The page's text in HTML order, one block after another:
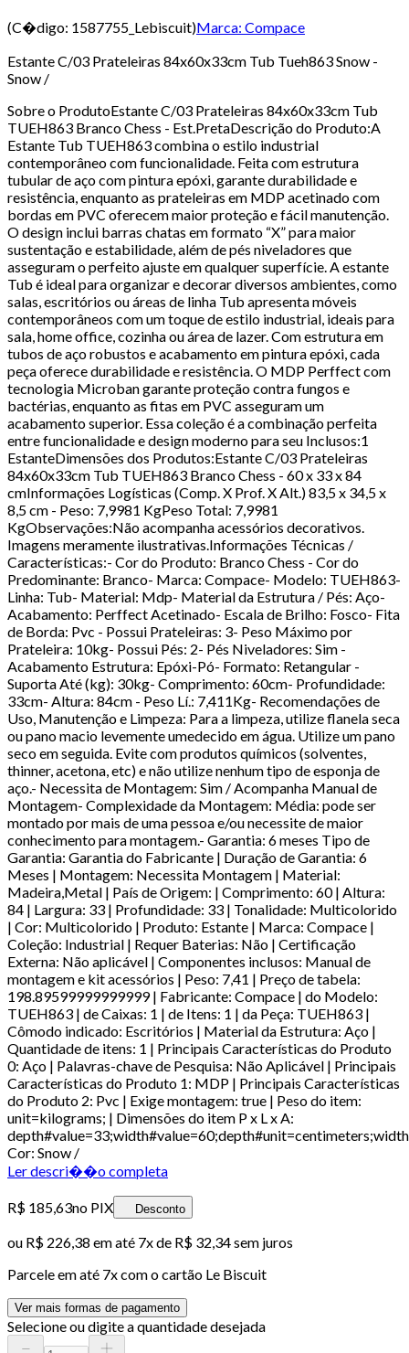
(C�digo: 1587755_Lebiscuit)Marca: Compace
Estante C/03 Prateleiras 84x60x33cm Tub Tueh863 Snow -
Snow /
Sobre o ProdutoEstante C/03 Prateleiras 84x60x33cm Tub
TUEH863 Branco Chess - Est.PretaDescrição do Produto:A
Estante Tub TUEH863 combina o estilo industrial
contemporâneo com funcionalidade. Feita com estrutura
tubular de aço com pintura epóxi, garante durabilidade e
resistência, enquanto as prateleiras em MDP acetinado com
bordas em PVC oferecem maior proteção e fácil manutenção.
O design inclui barras chatas em formato “X” para maior
sustentação e estabilidade, além de pés niveladores que
asseguram o perfeito ajuste em qualquer superfície. A estante
Tub é ideal para organizar e decorar diversos ambientes, como
salas, escritórios ou áreas de linha Tub apresenta móveis
contemporâneos com um toque de estilo industrial, ideais para
sala, home office, cozinha ou área de lazer. Com estrutura em
tubos de aço robustos e acabamento em pintura epóxi, cada
peça oferece durabilidade e resistência. O MDP Perffect com
tecnologia Microban garante proteção contra fungos e
bactérias, enquanto as fitas em PVC asseguram um
acabamento superior. Essa coleção é a combinação perfeita
entre funcionalidade e design moderno para seu Inclusos:1
EstanteDimensões dos Produtos:Estante C/03 Prateleiras
84x60x33cm Tub TUEH863 Branco Chess - 60 x 33 x 84
cmInformações Logísticas (Comp. X Prof. X Alt.) 83,5 x 34,5 x
8,5 cm - Peso: 7,9981 KgPeso Total: 7,9981
KgObservações:Não acompanha acessórios decorativos.
Imagens meramente ilustrativas.Informações Técnicas /
Características:- Cor do Produto: Branco Chess - Cor do
Predominante: Branco- Marca: Compace- Modelo: TUEH863-
Linha: Tub- Material: Mdp- Material da Estrutura / Pés: Aço-
Acabamento: Perffect Acetinado- Escala de Brilho: Fosco- Fita
de Borda: Pvc - Possui Prateleiras: 3- Peso Máximo por
Prateleira: 10kg- Possui Pés: 2- Pés Niveladores: Sim -
Acabamento Estrutura: Epóxi-Pó- Formato: Retangular -
Suporta Até (kg): 30kg- Comprimento: 60cm- Profundidade:
33cm- Altura: 84cm - Peso Lí.: 7,411Kg- Recomendações de
Uso, Manutenção e Limpeza: Para a limpeza, utilize flanela seca
ou pano macio levemente umedecido em água. Utilize um pano
seco em seguida. Evite com produtos químicos (solventes,
thinner, acetona, etc) e não utilize nenhum tipo de esponja de
aço.- Necessita de Montagem: Sim / Acompanha Manual de
Montagem- Complexidade da Montagem: Média: pode ser
montado por mais de uma pessoa e/ou necessite de maior
conhecimento para montagem.- Garantia: 6 meses Tipo de
Garantia: Garantia do Fabricante | Duração de Garantia: 6
Meses | Montagem: Necessita Montagem | Material:
Madeira,Metal | País de Origem: | Comprimento: 60 | Altura:
84 | Largura: 33 | Profundidade: 33 | Tonalidade: Multicolorido
| Cor: Multicolorido | Produto: Estante | Marca: Compace |
Coleção: Industrial | Requer Baterias: Não | Certificação
Externa: Não aplicável | Componentes inclusos: Manual de
montagem e kit acessórios | Peso: 7,41 | Preço de tabela:
198.89599999999999 | Fabricante: Compace | do Modelo:
TUEH863 | de Caixas: 1 | de Itens: 1 | da Peça: TUEH863 |
Cômodo indicado: Escritórios | Material da Estrutura: Aço |
Quantidade de itens: 1 | Principais Características do Produto
0: Aço | Palavras-chave de Pesquisa: Não Aplicável | Principais
Características do Produto 1: MDP | Principais Características
do Produto 2: Pvc | Exige montagem: true | Peso do item:
unit=kilograms; | Dimensões do item P x L x A:
Cor: Snow /
Ler descri��o completa
R$ 185,63no PIX Desconto
ou R$ 226,38 em até 7x de R$ 32,34 sem juros
Parcele em até 7x com o cartão Le Biscuit
Ver mais formas de pagamento
Selecione ou digite a quantidade desejada